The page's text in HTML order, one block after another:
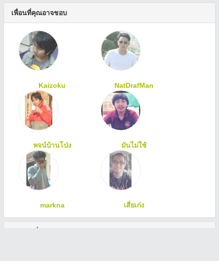
เพื่อนที่คุณอาจชอบ
Kaizoku NatDrafMan
พจน์บ้านโป่ง มันไม่ใช้
markna เสี่ยเก่ง